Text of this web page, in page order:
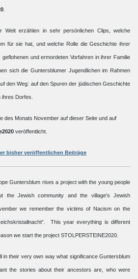
Welt erzählen in sehr persönlichen Clips, welche
für sie hat, und welche Rolle die Geschichte ihrer
und ermordeten Vorfahren in ihrer Familie
sich die Guntersblumer Jugendlichen im Rahmen
den Weg: auf den Spuren der jüdischen Geschichte
Dorfes.
des Monats November auf dieser Seite und auf
veröffentlicht.
bisher veröffentlichen Beiträge
Guntersblum rises a project with the young people
the Jewish community and the village's Jewish
we remember the victims of Nacism on the
This year everything is different
we start the project STOLPERSTEINE2020.
in their very own way what significance Guntersblum
the stories about their ancestors are, who were